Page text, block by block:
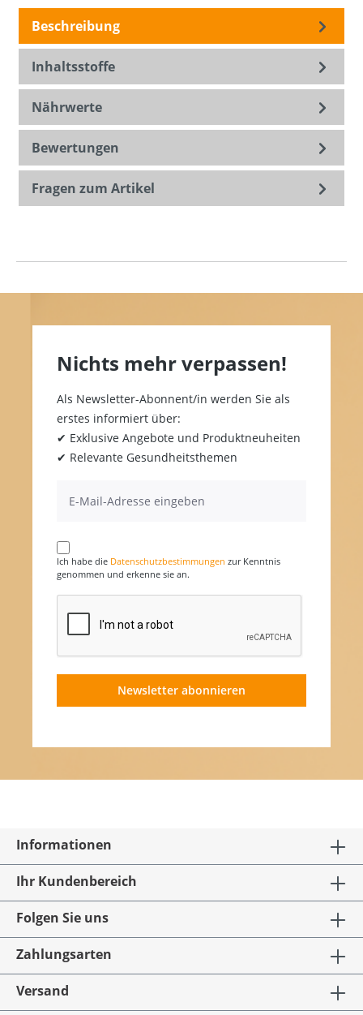
Beschreibung
Inhaltsstoffe
Nährwerte
Bewertungen
Fragen zum Artikel
Nichts mehr verpassen!
Als Newsletter-Abonnent/in werden Sie als
erstes informiert über:
✔ Exklusive Angebote und Produktneuheiten
✔ Relevante Gesundheitsthemen
Ich habe die Datenschutzbestimmungen zur Kenntnis
genommen und erkenne sie an.
Newsletter abonnieren
Informationen
Ihr Kundenbereich
Folgen Sie uns
Zahlungsarten
Versand